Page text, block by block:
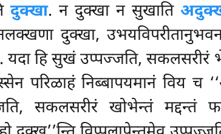
दुक्खा. न दुक्खा न सुखाति
दुक्खा,
हि सुखं उप्पज्जति, सकलसरीरं
परिळाहं निब्बापयमानं विय च
सकलसरीरं खोभेन्तं मद्दन्तं